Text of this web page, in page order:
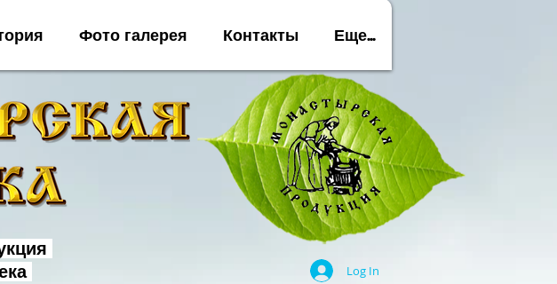
Фото галерея Контакты Еще...
Log In